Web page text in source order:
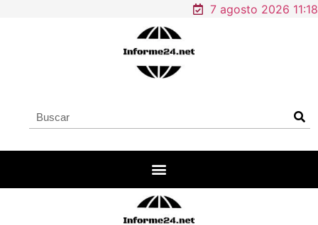
7 agosto 2026 11:18